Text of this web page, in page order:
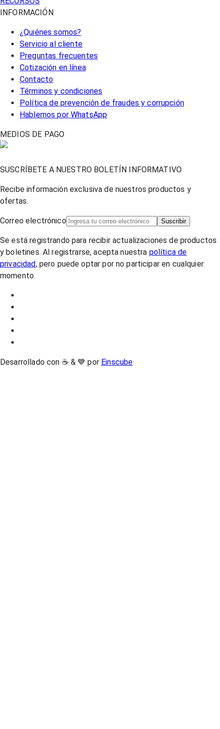
INFORMACIÓN
¿Quiénes somos?
Servicio al cliente
Preguntas frecuentes
Cotización en línea
Contacto
Términos y condiciones
Política de prevención de fraudes y corrupción
Hablemos por WhatsApp
MEDIOS DE PAGO
SUSCRÍBETE A NUESTRO BOLETÍN INFORMATIVO
Recibe información exclusiva de nuestros productos y
ofertas.
Correo electrónico Suscribir
Se está registrando para recibir actualizaciones de productos
y boletines. Al registrarse, acepta nuestra política de
privacidad, pero puede optar por no participar en cualquier
momento.
Desarrollado con ☕ & 💙 por Einscube